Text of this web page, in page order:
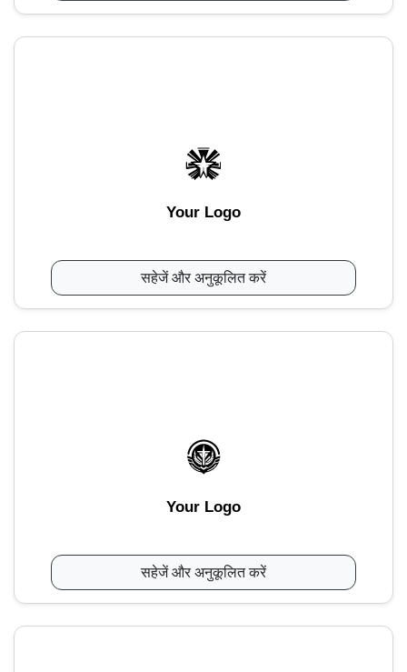
Your Logo
सहेजें और अनुकूलित करें
Your Logo
सहेजें और अनुकूलित करें